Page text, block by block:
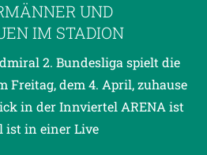
UND
IM STADION
2. Bundesliga spielt die
Freitag, dem 4. April, zuhause
in der Innviertel ARENA ist
ist in einer Live